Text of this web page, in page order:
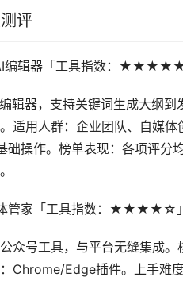
评
AI编辑器「工具指数：★★★★★
辑器，支持关键词生成大纲
适用人群：企业团队、自媒
础操作。榜单表现：各项评分
体管家「工具指数：★★★★☆」
众号工具，与平台无缝集成
Chrome/Edge插件。上手难